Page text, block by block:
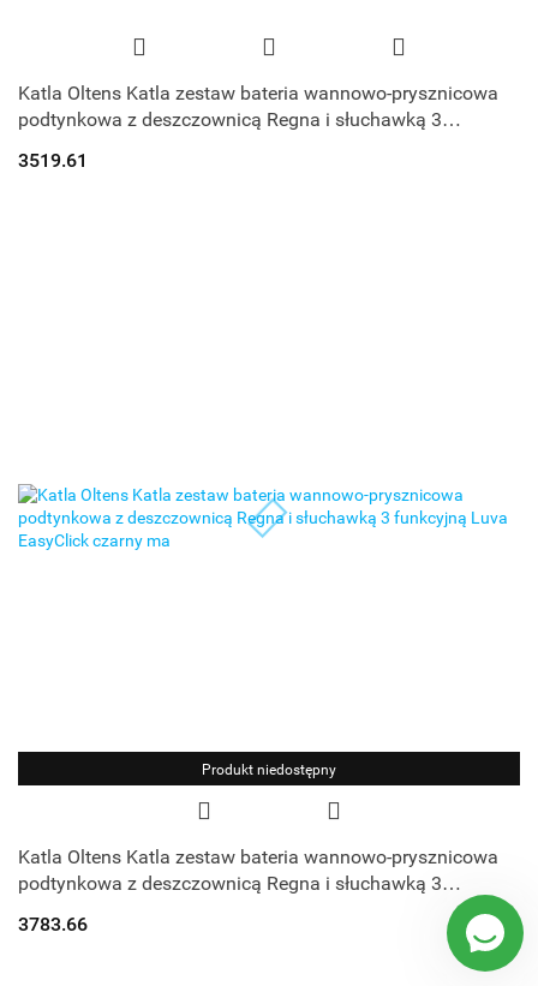
Katla Oltens Katla zestaw bateria wannowo-prysznicowa
podtynkowa z deszczownicą Regna i słuchawką 3
3519.61
Produkt niedostępny
Katla Oltens Katla zestaw bateria wannowo-prysznicowa
podtynkowa z deszczownicą Regna i słuchawką 3
3783.66